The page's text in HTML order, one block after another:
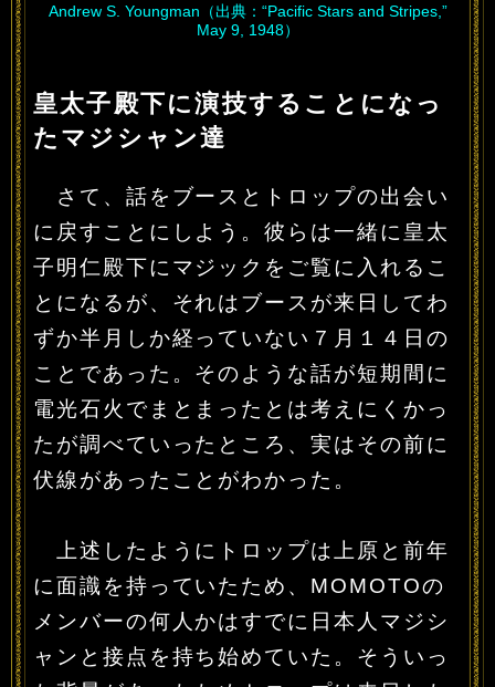
Andrew S. Youngman（出典：“Pacific Stars and Stripes,”
May 9, 1948）
皇太子殿下に演技することになっ
たマジシャン達
さて、話をブースとトロップの出会い
に戻すことにしよう。彼らは一緒に皇太
子明仁殿下にマジックをご覧に入れるこ
とになるが、それはブースが来日してわ
ずか半月しか経っていない７月１４日の
ことであった。そのような話が短期間に
電光石火でまとまったとは考えにくかっ
たが調べていったところ、実はその前に
伏線があったことがわかった。
上述したようにトロップは上原と前年
に面識を持っていたため、MOMOTOの
メンバーの何人かはすでに日本人マジシ
ャンと接点を持ち始めていた。そういっ